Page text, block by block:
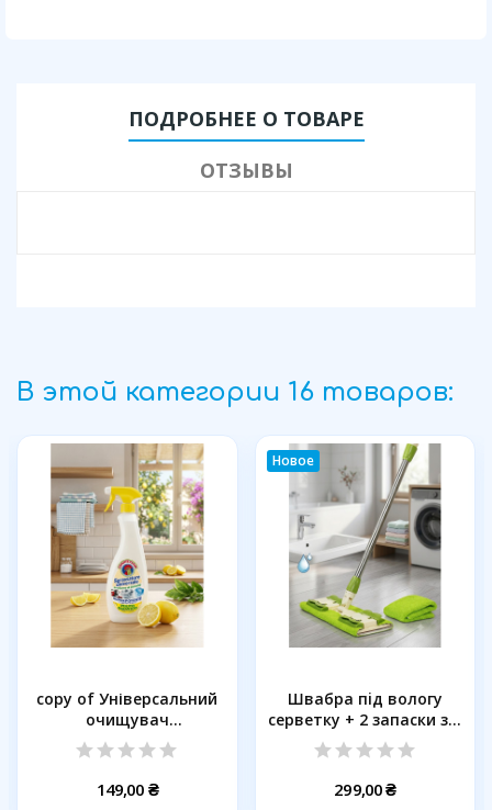
ПОДРОБНЕЕ О ТОВАРЕ
ОТЗЫВЫ
В этой категории 16 товаров:
copy of Універсальний
очищувач
плямовивідник...
149,00 ₴
Новое
Швабра пiд вологу
серветку + 2 запаски з...
299,00 ₴